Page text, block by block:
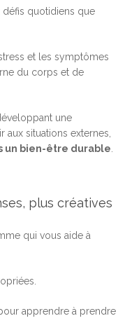
défis quotidiens que
et les symptômes
du corps et de
une
situations externes,
un bien-être durable.
plus créatives
qui vous aide à
apprendre à prendre